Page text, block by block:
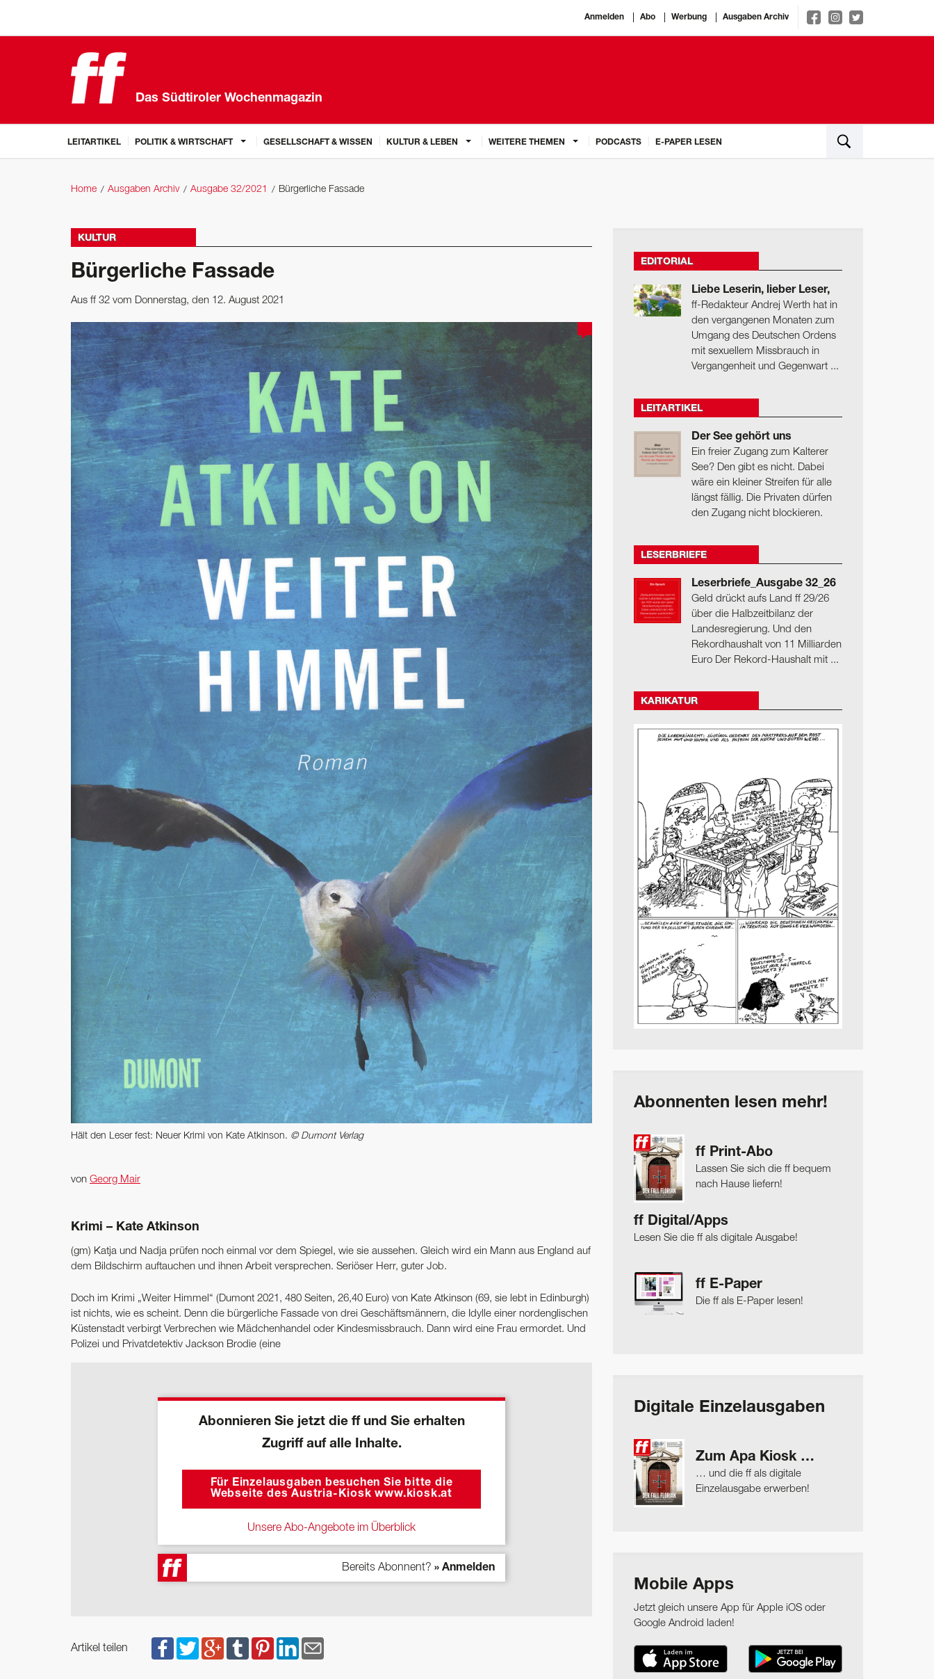
Anmelden Abo Werbung Ausgaben Archiv
Das Südtiroler Wochenmagazin
LEITARTIKEL POLITIK & WIRTSCHAFT GESELLSCHAFT & WISSEN KULTUR & LEBEN WEITERE THEMEN PODCASTS E-PAPER LESEN
Home Ausgaben Archiv Ausgabe 32/2021 Bürgerliche Fassade
KULTUR
Bürgerliche Fassade
Aus ff 32 vom Donnerstag, den 12. August 2021
Hält den Leser fest: Neuer Krimi von Kate Atkinson. © Dumont Verlag
von Georg Mair
Krimi – Kate Atkinson
(gm) Katja und Nadja prüfen noch einmal vor dem Spiegel, wie sie aussehen. Gleich wird ein Mann aus England auf
dem Bildschirm auftauchen und ihnen Arbeit versprechen. Seriöser Herr, guter Job.
Doch im Krimi „Weiter Himmel“ (Dumont 2021, 480 Seiten, 26,40 Euro) von Kate Atkinson (69, sie lebt in Edinburgh)
ist nichts, wie es scheint. Denn die bürgerliche Fassade von drei Geschäftsmännern, die Idylle einer nordenglischen
Küstenstadt verbirgt Verbrechen wie Mädchenhandel oder Kindesmissbrauch. Dann wird eine Frau ermordet. Und
Polizei und Privatdetektiv Jackson Brodie (eine
Abonnieren Sie jetzt die ff und Sie erhalten
Zugriff auf alle Inhalte.
Für Einzelausgaben besuchen Sie bitte die
Webseite des Austria-Kiosk www.kiosk.at
Unsere Abo-Angebote im Überblick
Bereits Abonnent? » Anmelden
Artikel teilen
EDITORIAL
Liebe Leserin, lieber Leser,
ff-Redakteur Andrej Werth hat in
den vergangenen Monaten zum
Umgang des Deutschen Ordens
mit sexuellem Missbrauch in
Vergangenheit und Gegenwart ...
LEITARTIKEL
Der See gehört uns
Ein freier Zugang zum Kalterer
See? Den gibt es nicht. Dabei
wäre ein kleiner Streifen für alle
längst fällig. Die Privaten dürfen
den Zugang nicht blockieren.
LESERBRIEFE
Leserbriefe_Ausgabe 32_26
Geld drückt aufs Land ff 29/26
über die Halbzeitbilanz der
Landesregierung. Und den
Rekordhaushalt von 11 Milliarden
Euro Der Rekord-Haushalt mit ...
KARIKATUR
Abonnenten lesen mehr!
ff Print-Abo
Lassen Sie sich die ff bequem
nach Hause liefern!
ff Digital/Apps
Lesen Sie die ff als digitale Ausgabe!
ff E-Paper
Die ff als E-Paper lesen!
Digitale Einzelausgaben
Zum Apa Kiosk …
… und die ff als digitale
Einzelausgabe erwerben!
Mobile Apps
Jetzt gleich unsere App für Apple iOS oder
Google Android laden!